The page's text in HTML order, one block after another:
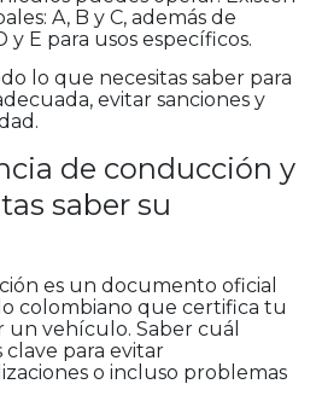
A, B y C, además de
E para usos específicos.
lo que necesitas saber para
evitar sanciones y
de conducción y
saber su
es un documento oficial
colombiano que certifica tu
un vehículo. Saber cuál
clave para evitar
o incluso problemas